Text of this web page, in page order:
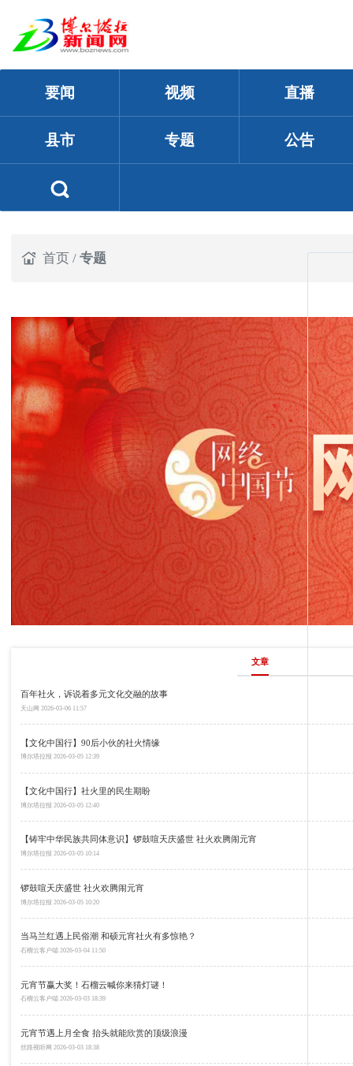
要闻 视频 直播
县市 专题 公告
首页 / 专题
文章
百年社火，诉说着多元文化交融的故事
天山网2026-03-06 11:57
【文化中国行】90后小伙的社火情缘
博尔塔拉报2026-03-05 12:39
【文化中国行】社火里的民生期盼
博尔塔拉报2026-03-05 12:40
【铸牢中华民族共同体意识】锣鼓喧天庆盛世 社火欢腾闹元宵
博尔塔拉报2026-03-05 10:14
锣鼓喧天庆盛世 社火欢腾闹元宵
博尔塔拉报2026-03-05 10:20
当马兰红遇上民俗潮 和硕元宵社火有多惊艳？
石榴云客户端2026-03-04 11:50
元宵节赢大奖！石榴云喊你来猜灯谜！
石榴云客户端2026-03-03 18:39
元宵节遇上月全食 抬头就能欣赏的顶级浪漫
丝路视听网2026-03-03 18:38